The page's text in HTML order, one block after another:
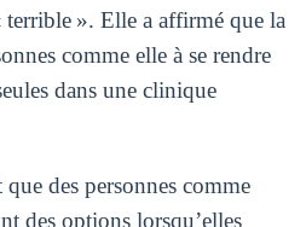
». Elle a affirmé que la
comme elle à se rendre
dans une clinique
des personnes comme
des options lorsqu’elles